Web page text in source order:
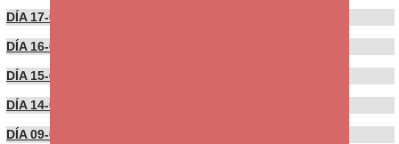
DÍA 17-09-2021
DÍA 16-09-2021
DÍA 15-09-2021
DÍA 14-09-2021
DÍA 09-09-2021